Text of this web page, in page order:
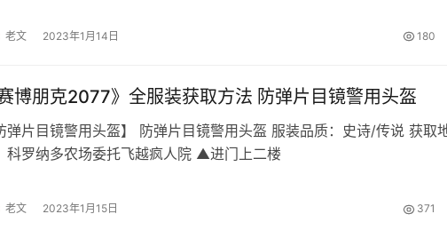
沙：攻击加成/元素充能; 2、空之杯：水伤加成/攻击加成; 3、理之冠：
/爆伤加成; 4、副词条：暴击/爆伤>元素充能>攻击加成…
老文 2023年1月14日 180
赛博朋克2077》全服装获取方法 防弹片目镜警用头盔
弹片目镜警用头盔】 防弹片目镜警用头盔 服装品质：史诗/传说 获取
科罗纳多农场委托飞越疯人院 ▲进门上二楼
老文 2023年1月15日 371